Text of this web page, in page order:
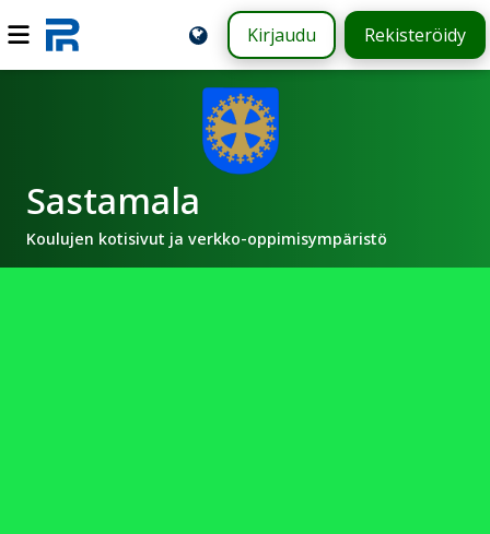
Kirjaudu Rekisteröidy
Sastamala
Koulujen kotisivut ja verkko-oppimisympäristö